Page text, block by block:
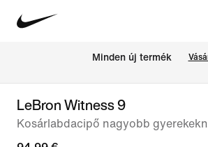
Minden új termék
LeBron Witness 9
Kosárlabdacipő nagyobb